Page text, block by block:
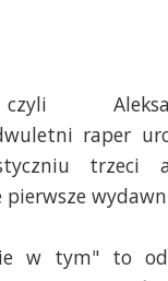
raper
trzeci
pierwsze
w tym" to